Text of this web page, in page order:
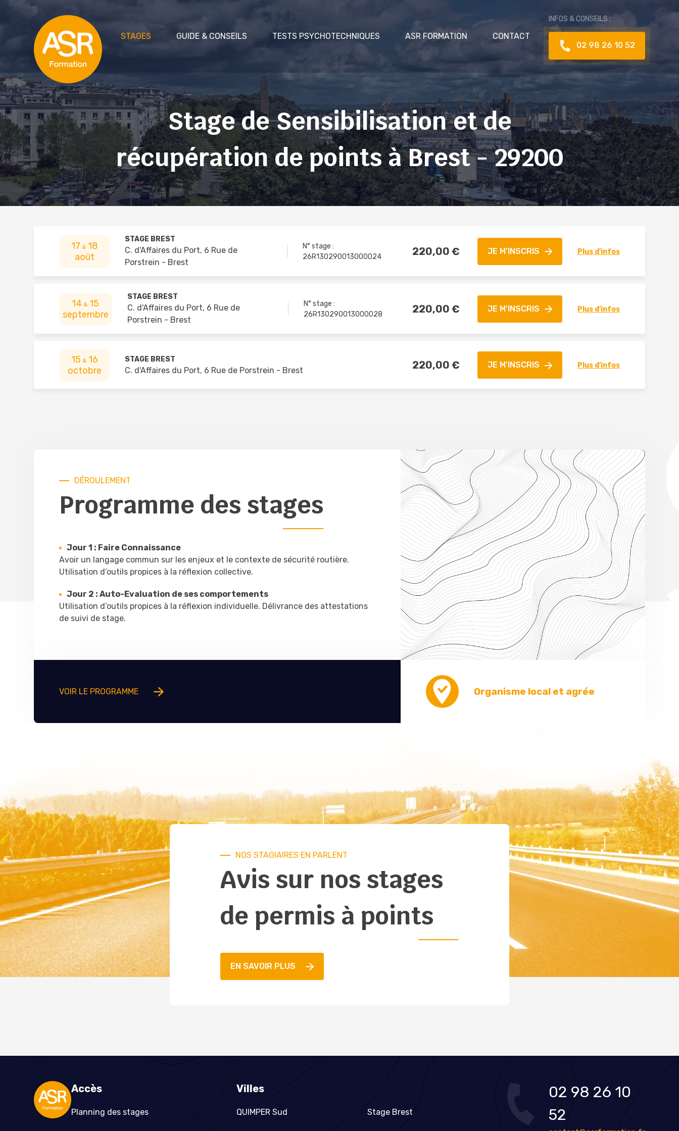
STAGES GUIDE & CONSEILS
Cas 1 : Stage volontaire
Cas 2 : Stage obligatoire
Cas 4 : Stage dans le cadre d’une
TESTS PSYCHOTECHNIQUES ASR FORMATION CONTACT
INFOS & CONSEILS :
02 98 26 10 52
Stage de Sensibilisation et de
récupération de points à Brest - 29200
17 & 18
août
STAGE BREST
C. d'Affaires du Port, 6 Rue de
Porstrein - Brest
N° stage :
26R130290013000024
220,00 € JE M'INSCRIS Plus d'infos
14 & 15
septembre
STAGE BREST
C. d'Affaires du Port, 6 Rue de
Porstrein - Brest
N° stage :
26R130290013000028
220,00 € JE M'INSCRIS Plus d'infos
15 & 16
octobre
STAGE BREST
C. d'Affaires du Port, 6 Rue de Porstrein - Brest 220,00 € JE M'INSCRIS Plus d'infos
DÉROULEMENT
Programme des stages
Jour 1 : Faire Connaissance
Avoir un langage commun sur les enjeux et le contexte de sécurité routière.
Utilisation d’outils propices à la réflexion collective.
Jour 2 : Auto-Evaluation de ses comportements
Utilisation d’outils propices à la réflexion individuelle. Délivrance des attestations
de suivi de stage.
VOIR LE PROGRAMME Organisme local et agrée
NOS STAGIAIRES EN PARLENT
Avis sur nos stages
de permis à points
EN SAVOIR PLUS
Accès
Planning des stages
Villes
QUIMPER Sud Stage Brest
02 98 26 10
52